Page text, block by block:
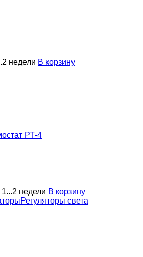
недели В корзину
РТ-4
1...2 недели В корзину
Регуляторы света